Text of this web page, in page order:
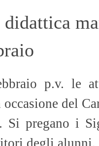
p.v. le
del
Si pregano i
degli alunni.